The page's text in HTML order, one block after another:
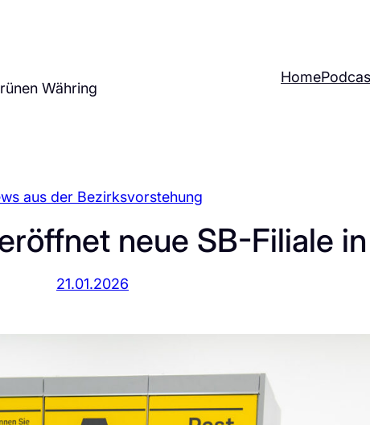
Währing
Home
aus der Bezirksvorstehung
neue SB-Filiale
21.01.2026